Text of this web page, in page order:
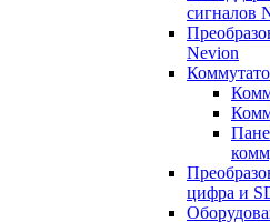
сигналов
Nevion
цифра и